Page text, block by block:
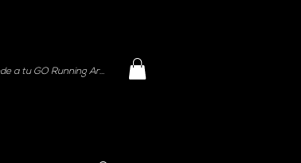
a tu GO Running Area